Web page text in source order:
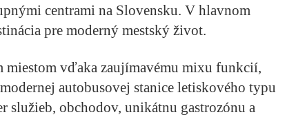
centrami na Slovensku. V hlavnom
pre moderný mestský život.
vďaka zaujímavému mixu funkcií,
autobusovej stanice letiskového typu
služieb, obchodov, unikátnu gastrozónu a